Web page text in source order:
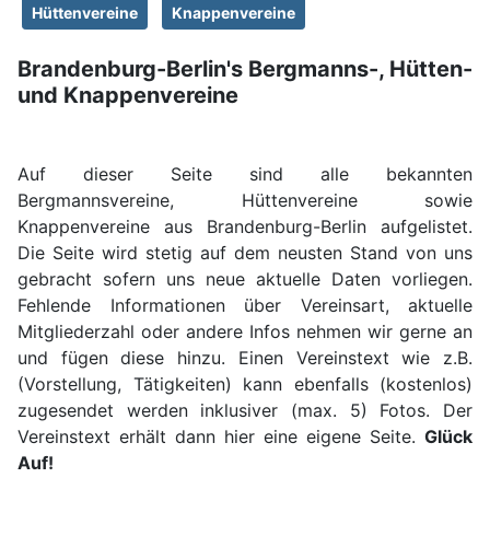
Hüttenvereine Knappenvereine
Brandenburg-Berlin's Bergmanns-, Hütten-
und Knappenvereine
Auf dieser Seite sind alle bekannten
Bergmannsvereine, Hüttenvereine sowie
Knappenvereine aus Brandenburg-Berlin aufgelistet.
Die Seite wird stetig auf dem neusten Stand von uns
gebracht sofern uns neue aktuelle Daten vorliegen.
Fehlende Informationen über Vereinsart, aktuelle
Mitgliederzahl oder andere Infos nehmen wir gerne an
und fügen diese hinzu. Einen Vereinstext wie z.B.
(Vorstellung, Tätigkeiten) kann ebenfalls (kostenlos)
zugesendet werden inklusiver (max. 5) Fotos. Der
Vereinstext erhält dann hier eine eigene Seite. Glück
Auf!